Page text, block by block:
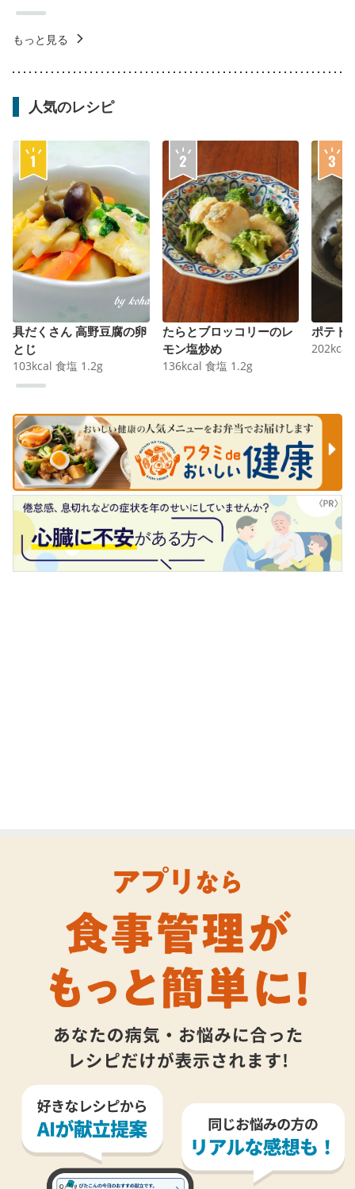
もっと見る
人気のレシピ
具だくさん 高野豆腐の卵
とじ
103kcal 食塩 1.2g
たらとブロッコリーのレ
モン塩炒め
136kcal 食塩 1.2g
ポテト
202kcal